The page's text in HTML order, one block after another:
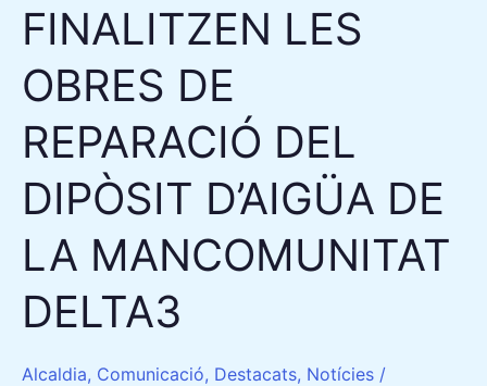
FINALITZEN LES
OBRES DE
REPARACIÓ DEL
DIPÒSIT D’AIGÜA DE
LA MANCOMUNITAT
DELTA3
Alcaldia, Comunicació, Destacats, Notícies /
DE
LA
MANCOMUNITAT
DELTA3